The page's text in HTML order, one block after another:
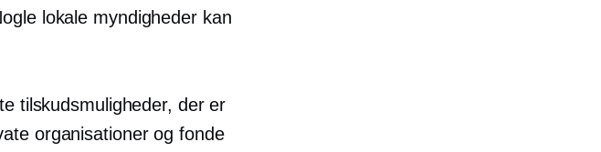
lokale myndigheder kan
tilskudsmuligheder, der er
organisationer og fonde